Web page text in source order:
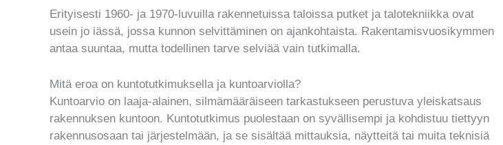
Erityisesti 1960- ja 1970-luvuilla rakennetuissa taloissa putket ja talotekniikka ovat
usein jo iässä, jossa kunnon selvittäminen on ajankohtaista. Rakentamisvuosikymmen
antaa suuntaa, mutta todellinen tarve selviää vain tutkimalla.
Mitä eroa on kuntotutkimuksella ja kuntoarviolla?
Kuntoarvio on laaja-alainen, silmämääräiseen tarkastukseen perustuva yleiskatsaus
rakennuksen kuntoon. Kuntotutkimus puolestaan on syvällisempi ja kohdistuu tiettyyn
rakennusosaan tai järjestelmään, ja se sisältää mittauksia, näytteitä tai muita teknisiä